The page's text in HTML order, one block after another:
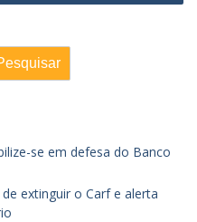
se em defesa do Banco
extinguir o Carf e alerta